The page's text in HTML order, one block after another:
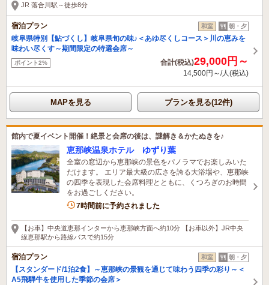
JR 落合川駅～徒歩8分
宿泊プラン 和室 朝・夕
岐阜県特別【鮎づくし】岐阜県旬の味♪＜あゆ尽くしコース＞川の恵みを
味わい尽くす～期間限定の特選会席～
ポイント2% 合計(税込)29,000円～
14,500円～/人(税込)
MAPを見る プランを見る(12件)
館内で夏イベント開催！絶景と会席の後は、謎解き＆かたぬきを♪
恵那峡温泉ホテル ゆずり葉
全室の窓辺から恵那峡の景色をパノラマでお楽しみいた
だけます。 エリア最大級の広さを誇る大浴場や、恵那峡
の四季を表現した会席料理とともに、くつろぎのお時間
をお過ごしください。
7時間前に予約されました
【お車】中央道恵那インターから恵那峡方面へ約10分 【お車以外】JR中央
線恵那駅から路線バスで約15分
宿泊プラン 和室 朝・夕
【スタンダード/1泊2食】～恵那峡の景観を通じて味わう四季の彩り～＜
A5飛騨牛を使用した季節の会席＞